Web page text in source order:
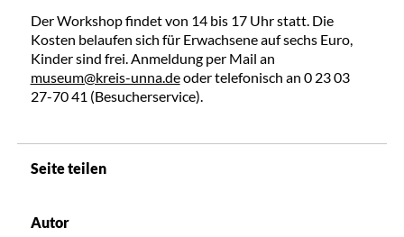
Der Workshop findet von 14 bis 17 Uhr statt. Die
Kosten belaufen sich für Erwachsene auf sechs Euro,
Kinder sind frei. Anmeldung per Mail an
museum@kreis-unna.deoder telefonisch an 0 23 03
27-70 41 (Besucherservice).
Seite teilen
Autor